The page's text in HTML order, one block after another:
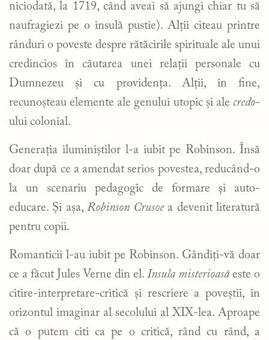
niciodată, la 1719, când aveai să ajungi chiar tu să
naufragiezi pe o insulă pustie). Alții citeau printre
rânduri o poveste despre rătăcirile spirituale ale unui
credincios în căutarea unei relații personale cu
Dumnezeu și cu providența. Alții, în fine,
recunoșteau elemente ale genului utopic și ale credo-
ului colonial.
Generația iluminiștilor l-a iubit pe Robinson. Însă
doar după ce a amendat serios povestea, reducând-o
la un scenariu pedagogic de formare și auto-
educare. Și așa, Robinson Crusoea devenit literatură
pentru copii.
Romanticii l-au iubit pe Robinson. Gândiți-vă doar
ce a făcut Jules Verne din el. Insula misterioasăeste o
citire-interpretare-critică și rescriere a poveștii, în
orizontul imaginar al secolului al XIX-lea. Aproape
că o putem citi ca pe o critică, rând cu rând, a